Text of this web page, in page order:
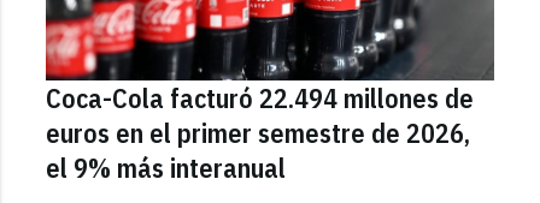
Coca-Cola facturó 22.494 millones de
euros en el primer semestre de 2026,
el 9% más interanual